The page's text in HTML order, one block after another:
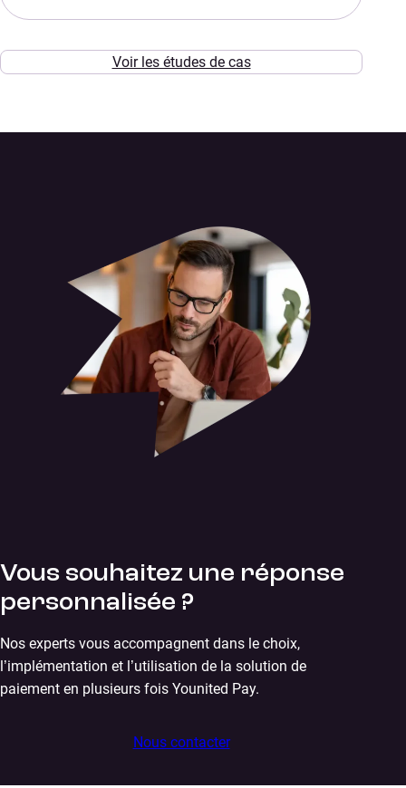
Voir les études de cas
Vous souhaitez une réponse
personnalisée ?
Nos experts vous accompagnent dans le choix,
l’implémentation et l’utilisation de la solution de
paiement en plusieurs fois Younited Pay.
Nous contacter